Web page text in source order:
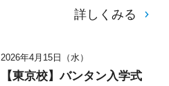
詳しくみる
2026年4月15日（水）
【東京校】バンタン入学式